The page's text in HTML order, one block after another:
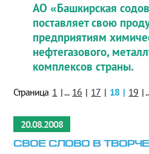
АО «Башкирская
поставляет свою
предприятиям
нефтегазового,
комплексов страны.
Страница 1 | ... 16 | 17 | 18 | 19 |
20.08.2008
СВОЕ СЛОВО В